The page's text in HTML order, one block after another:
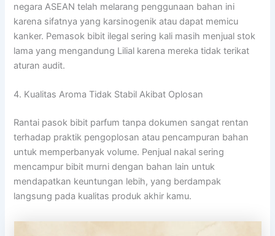
negara ASEAN telah melarang penggunaan bahan ini
karena sifatnya yang karsinogenik atau dapat memicu
kanker. Pemasok bibit ilegal sering kali masih menjual stok
lama yang mengandung Lilial karena mereka tidak terikat
aturan audit.
4. Kualitas Aroma Tidak Stabil Akibat Oplosan
Rantai pasok bibit parfum tanpa dokumen sangat rentan
terhadap praktik pengoplosan atau pencampuran bahan
untuk memperbanyak volume. Penjual nakal sering
mencampur bibit murni dengan bahan lain untuk
mendapatkan keuntungan lebih, yang berdampak
langsung pada kualitas produk akhir kamu.